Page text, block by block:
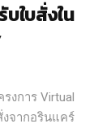
ใบสั่งใน
งการ Virtual
งจากอรินแคร์